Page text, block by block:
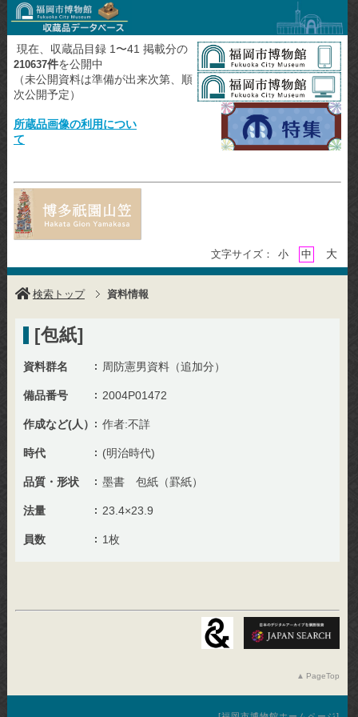
現在、収蔵品目録 1〜41 掲載分の
210637件を公開中
（未公開資料は準備が出来次第、順
次公開予定）
所蔵品画像の利用につい
て
文字サイズ： 小 中 大
検索トップ 資料情報
[包紙]
資料群名 周防憲男資料（追加分）
備品番号 2004P01472
作成など(人） 作者:不詳
時代 (明治時代)
品質・形状 墨書 包紙（罫紙）
法量 23.4×23.9
員数 1枚
PageTop